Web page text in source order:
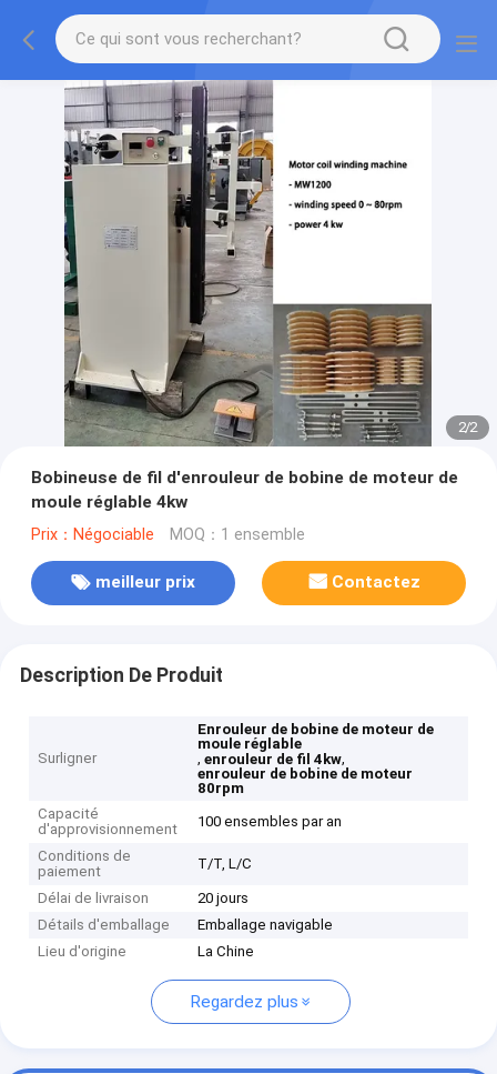
2/2
Bobineuse de fil d'enrouleur de bobine de moteur de
moule réglable 4kw
Prix：Négociable MOQ：1 ensemble
meilleur prix Contactez
Description De Produit
Surligner
Enrouleur de bobine de moteur de
moule réglable
,enrouleur de fil 4kw,
enrouleur de bobine de moteur
80rpm
Capacité
d'approvisionnement
100 ensembles par an
Conditions de
paiement
T/T, L/C
Délai de livraison
20 jours
Détails d'emballage
Emballage navigable
Lieu d'origine
La Chine
Regardez plus